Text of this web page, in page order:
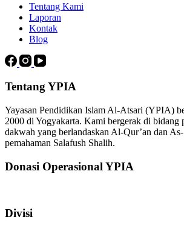
Tentang Kami
Laporan
Kontak
Blog
Tentang YPIA
Yayasan Pendidikan Islam Al-Atsari (YPIA)
2000 di Yogyakarta. Kami bergerak di bidang
dakwah yang berlandaskan Al-Qur’an dan As-
pemahaman Salafush Shalih.
Donasi Operasional YPIA
Divisi